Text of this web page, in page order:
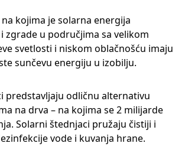
kojima je solarna energija
zgrade u područjima sa velikom
svetlosti i niskom oblačnošću imaju
sunčevu energiju u izobilju.
predstavljaju odličnu alternativu
na drva – na kojima se 2 milijarde
Solarni štednjaci pružaju čistiji i
vode i kuvanja hrane.